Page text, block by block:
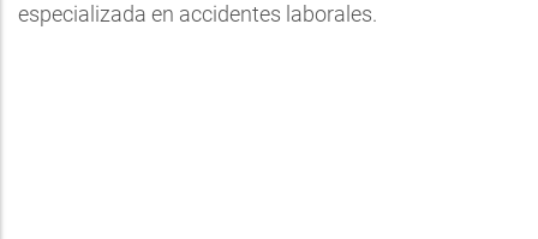
especializada en accidentes laborales.